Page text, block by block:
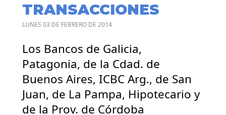
TRANSACCIONES
LUNES 03 DE FEBRERO DE 2014
Los Bancos de Galicia,
Patagonia, de la Cdad. de
Buenos Aires, ICBC Arg., de San
Juan, de La Pampa, Hipotecario y
de la Prov. de Córdoba